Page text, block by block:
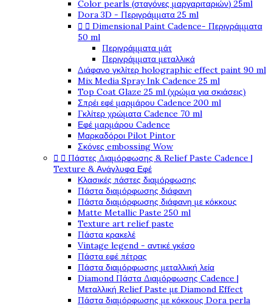
Color pearls (σταγόνες μαργαριταριών) 25ml
Dora 3D - Περιγράμματα 25 ml
  Dimensional Paint Cadence- Περιγράμματα
50 ml
Περιγράμματα μάτ
Περιγράμματα μεταλλικά
Διάφανο γκλίτερ holographic effect paint 90 ml
Mix Media Spray Ink Cadence 25 ml
Top Coat Glaze 25 ml (χρώμα για σκιάσεις)
Σπρέι εφέ μαρμάρου Cadence 200 ml
Γκλίτερ χρώματα Cadence 70 ml
Εφέ μαρμάρου Cadence
Μαρκαδόροι Pilot Pintor
Σκόνες embossing Wow
  Πάστες Διαμόρφωσης & Relief Paste Cadence |
Texture & Ανάγλυφα Εφέ
Κλασικές πάστες διαμόρφωσης
Πάστα διαμόρφωσης διάφανη
Πάστα διαμόρφωσης διάφανη με κόκκους
Matte Metallic Paste 250 ml
Texture art relief paste
Πάστα κρακελέ
Vintage legend - αντικέ γκέσο
Πάστα εφέ πέτρας
Πάστα διαμόρφωσης μεταλλική λεία
Diamond Πάστα Διαμόρφωσης Cadence |
Μεταλλική Relief Paste με Diamond Effect
Πάστα διαμόρφωσης με κόκκους Dora perla